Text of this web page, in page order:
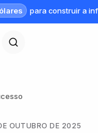
para construir a
OUTUBRO DE 2025